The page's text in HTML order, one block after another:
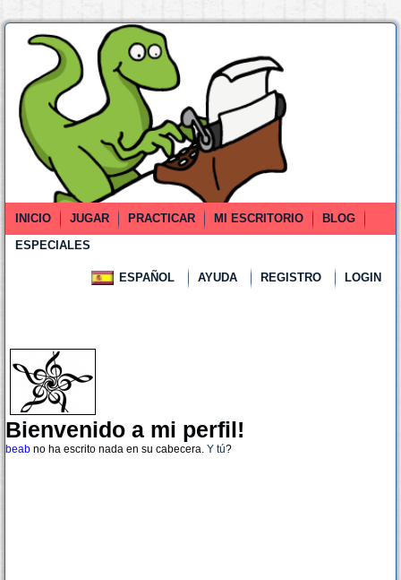
INICIO JUGAR PRACTICAR MI ESCRITORIO
BLOG
ESPECIALES
ESPAÑOL AYUDA REGISTRO LOGIN
Bienvenido a mi perfil!
beab no ha escrito nada en su cabecera. Y tú?